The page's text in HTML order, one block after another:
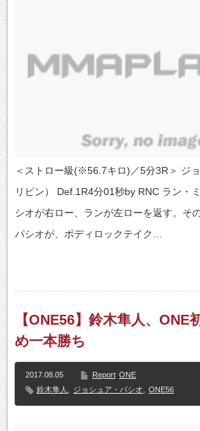
＜ストロー級(※56.7キロ)／5分3R＞ ジ
リピン） Def.1R4分01秒by RNC ラン・
シオが右ロー、ランが左ローを返す。そ
パシオが、ボディロックテイク…
【ONE56】鈴木隼人、ONE
め一本勝ち
2017.08.05 Report ONE
鈴木隼人
ジョシュア・パシオ ONE56